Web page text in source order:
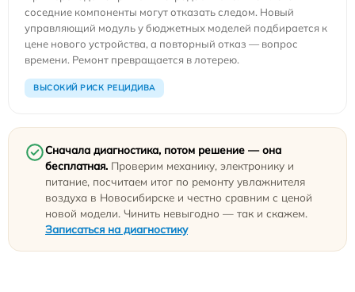
соседние компоненты могут отказать следом. Новый
управляющий модуль у бюджетных моделей подбирается к
цене нового устройства, а повторный отказ — вопрос
времени. Ремонт превращается в лотерею.
ВЫСОКИЙ РИСК РЕЦИДИВА
Сначала диагностика, потом решение — она
бесплатная. Проверим механику, электронику и
питание, посчитаем итог по ремонту увлажнителя
воздуха в Новосибирске и честно сравним с ценой
новой модели. Чинить невыгодно — так и скажем.
Записаться на диагностику